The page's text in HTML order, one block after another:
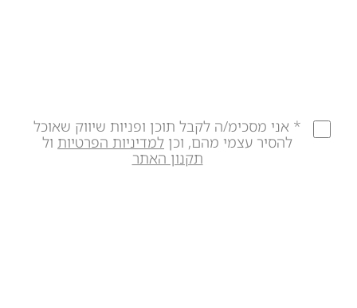
* אני מסכימ/ה לקבל תוכן ופניות שיווק שאוכל
להסיר עצמי מהם, וכן למדיניות הפרטיות
תקנון האתר